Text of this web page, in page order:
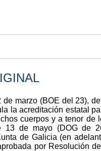
marzo (BOE del 23),
la acreditación estatal
cuerpos y a tenor de
13 de mayo (DOG de
de Galicia (en
por Resolución